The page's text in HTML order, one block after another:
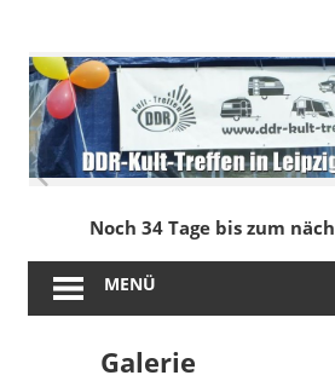
springen
in
Noch 34 Tage bis zum
MENÜ
Galerie